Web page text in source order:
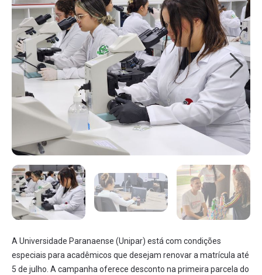
A Universidade Paranaense (Unipar) está com condições
especiais para acadêmicos que desejam renovar a matrícula até
5 de julho. A campanha oferece desconto na primeira parcela do